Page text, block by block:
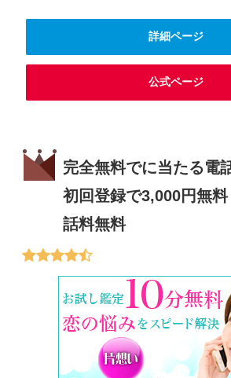
詳細ページ
公式ページ
完全無料でに当たる電
初回登録で3,000円無
話料無料